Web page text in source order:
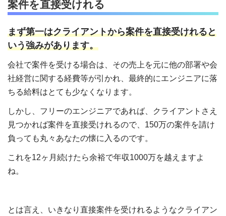
案件を直接受けれる
まず第一はクライアントから案件を直接受けれると
いう強みがあります。
会社で案件を受ける場合は、その売上を元に他の部署や会
社経営に関する経費等が引かれ、最終的にエンジニアに落
ちる給料はとても少なくなります。
しかし、フリーのエンジニアであれば、クライアントさえ
見つかれば案件を直接受けれるので、150万の案件を請け
負っても丸々あなたの懐に入るのです。
これを12ヶ月続けたら余裕で年収1000万を越えますよ
ね。
とは言え、いきなり直接案件を受けれるようなクライアン